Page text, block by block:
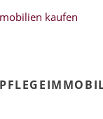
kaufen